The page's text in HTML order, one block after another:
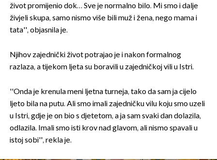
život promijenio dok… Sve je normalno bilo. Mi smo i dalje
živjeli skupa, samo nismo više bili muž i žena, nego mama i
tata'', objasnila je.
Njihov zajednički život potrajao je i nakon formalnog
razlaza, a tijekom ljeta su boravili u zajedničkoj vili u Istri.
''Onda je krenula meni ljetna turneja, tako da sam ja cijelo
ljeto bila na putu. Ali smo imali zajedničku vilu koju smo uzeli
u Istri, gdje je on bio s djetetom, a ja sam svaki dan dolazila,
odlazila. Imali smo isti krov nad glavom, ali nismo spavali u
istoj sobi'', rekla je.